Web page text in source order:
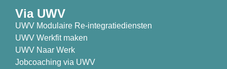
Via UWV
UWV Modulaire Re-integratiediensten
UWV Werkfit maken
UWV Naar Werk
Jobcoaching via UWV